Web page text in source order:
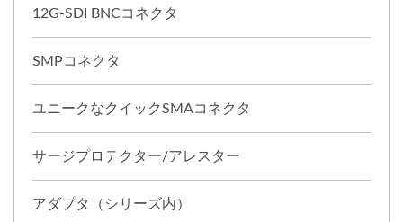
12G-SDI BNCコネクタ
SMPコネクタ
ユニークなクイックSMAコネクタ
サージプロテクター/アレスター
アダプタ（シリーズ内）